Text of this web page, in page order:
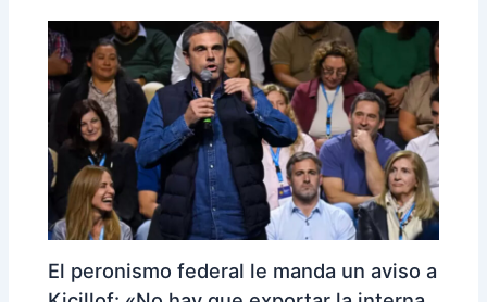
El peronismo federal le manda un aviso a